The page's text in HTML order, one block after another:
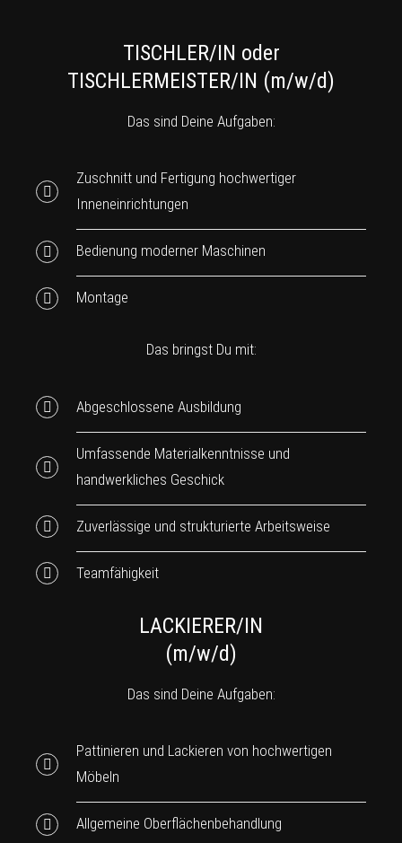
TISCHLER/IN oder
TISCHLERMEISTER/IN (m/w/d)
Das sind Deine Aufgaben:
Zuschnitt und Fertigung hochwertiger
Inneneinrichtungen
Bedienung moderner Maschinen
Montage
Das bringst Du mit:
Abgeschlossene Ausbildung
Umfassende Materialkenntnisse und
handwerkliches Geschick
Zuverlässige und strukturierte Arbeitsweise
Teamfähigkeit
LACKIERER/IN
(m/w/d)
Das sind Deine Aufgaben:
Pattinieren und Lackieren von hochwertigen
Möbeln
Allgemeine Oberflächenbehandlung